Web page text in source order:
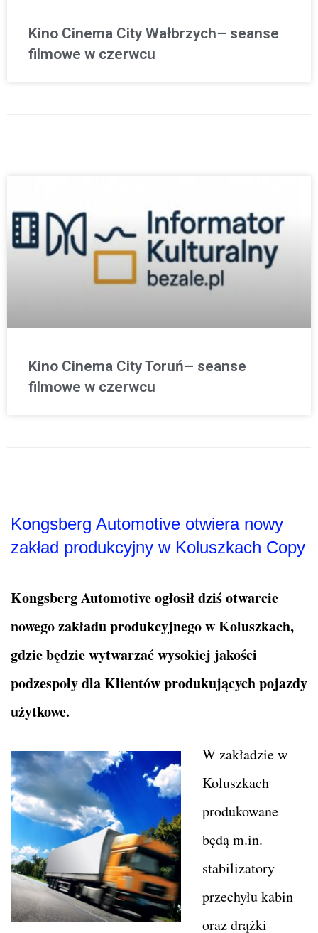
Kino Cinema City Wałbrzych– seanse
filmowe w czerwcu
Kino Cinema City Toruń– seanse
filmowe w czerwcu
Kongsberg Automotive otwiera nowy
zakład produkcyjny w Koluszkach Copy
Kongsberg Automotive ogłosił dziś otwarcie
nowego zakładu produkcyjnego w Koluszkach,
gdzie będzie wytwarzać wysokiej jakości
podzespoły dla Klientów produkujących pojazdy
użytkowe.
W zakładzie w
Koluszkach
produkowane
będą m.in.
stabilizatory
przechyłu kabin
oraz drążki